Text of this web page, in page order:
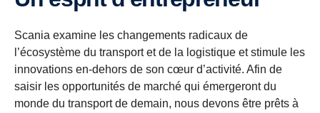
Scania examine les changements radicaux de
l’écosystème du transport et de la logistique et stimule les
innovations en-dehors de son cœur d’activité. Afin de
saisir les opportunités de marché qui émergeront du
monde du transport de demain, nous devons être prêts à